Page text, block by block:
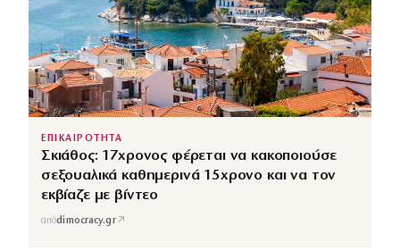
ΕΠΙΚΑΙΡΟΤΗΤΑ
Σκιάθος: 17χρονος φέρεται να κακοποιούσε
σεξουαλικά καθημερινά 15χρονο και να τον
εκβίαζε με βίντεο
απόdimocracy.gr↗